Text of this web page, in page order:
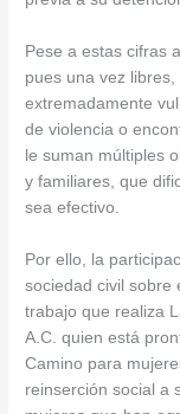
Pese a estas cifras
pues una vez
extremadamente
de violencia o
le suman múltiples
y familiares, que
sea efectivo.
Por ello, la
sociedad civil sobre
trabajo que realiza
A.C. quien está
Camino para
reinserción social a